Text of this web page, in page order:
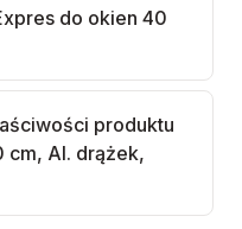
do okien 40
produktu
cm, Al. drążek,